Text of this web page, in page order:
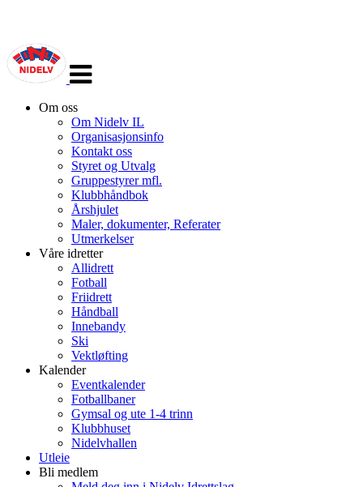
navigasjon
Om oss
Om Nidelv IL
Organisasjonsinfo
Kontakt oss
Styret og Utvalg
Gruppestyrer mfl.
Klubbhåndbok
Årshjulet
Maler, dokumenter, Referater
Utmerkelser
Våre idretter
Allidrett
Fotball
Friidrett
Håndball
Innebandy
Ski
Vektløfting
Kalender
Eventkalender
Fotballbaner
Gymsal og ute 1-4 trinn
Klubbhuset
Nidelvhallen
Utleie
Bli medlem